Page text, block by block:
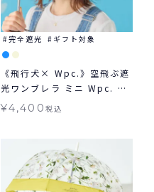
完全遮光 ギフト対象
《飛行犬× Wpc.》空飛ぶ遮
光ワンブレラ ミニ Wpc. ギ
フト対象 日傘 折りたたみ 晴
¥4,400 税込